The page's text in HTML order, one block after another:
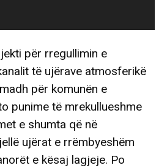
për rregullimin e
të ujërave atmosferikë
për komunën e
punime të mrekullueshme
e shumta që në
ujërat e rrëmbyeshëm
e kësaj lagjeje. Po